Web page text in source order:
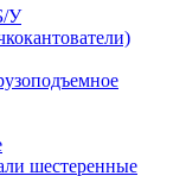
У
шестеренные